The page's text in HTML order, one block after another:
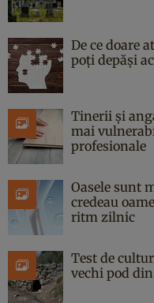
De ce doare
poți depăși
Tinerii și
mai
profesionale
Oasele sunt
credeau
ritm zilnic
Test de
vechi pod din